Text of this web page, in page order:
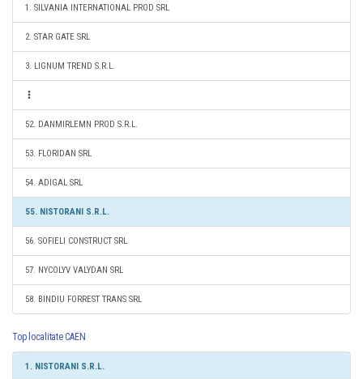
1. SILVANIA INTERNATIONAL PROD SRL
2. STAR GATE SRL
3. LIGNUM TREND S.R.L.
52. DANMIRLEMN PROD S.R.L.
53. FLORIDAN SRL
54. ADIGAL SRL
55. NISTORANI S.R.L.
56. SOFIELI CONSTRUCT SRL
57. NYCOLYV VALYDAN SRL
58. BINDIU FORREST TRANS SRL
Top localitate CAEN
1. NISTORANI S.R.L.